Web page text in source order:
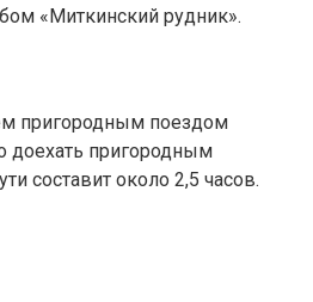
«Миткинский рудник».
пригородным поездом
доехать пригородным
составит около 2,5 часов.